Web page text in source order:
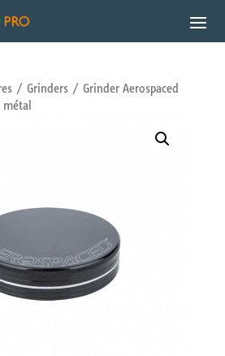
/ Grinders/ Grinder Aerospaced